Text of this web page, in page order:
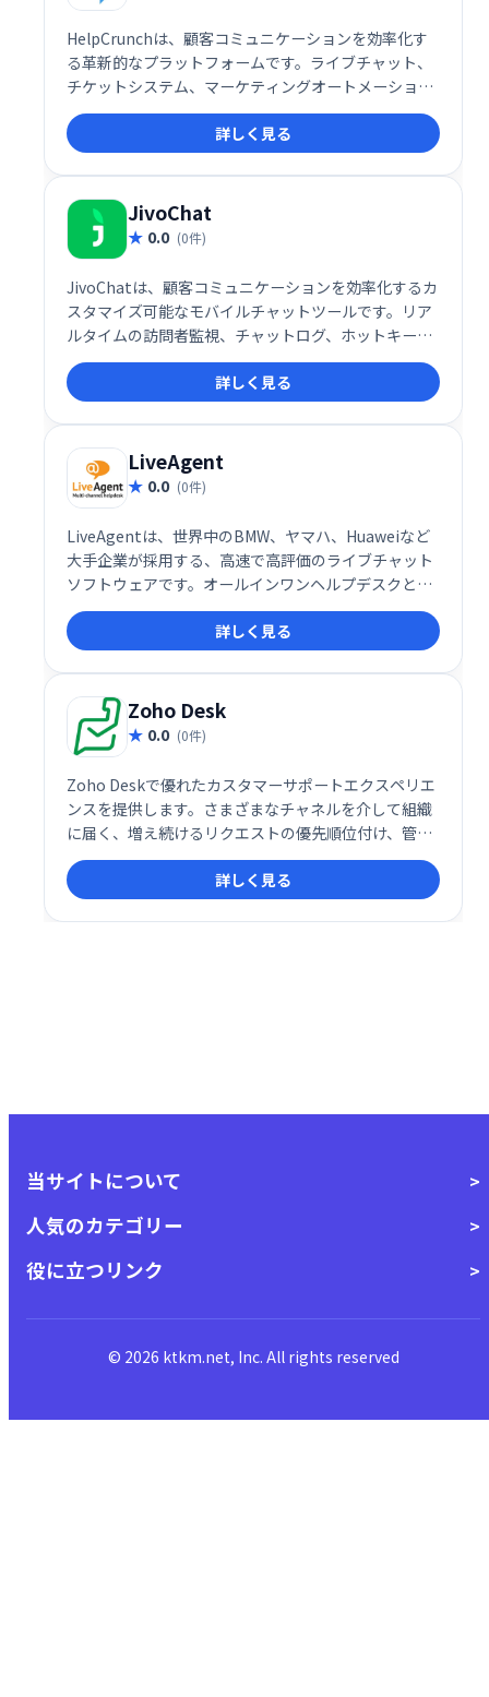
HelpCrunchは、顧客コミュニケーションを効率化す
る革新的なプラットフォームです。ライブチャット、
チケットシステム、マーケティングオートメーショ
ン、メールマーケティングなどを統合し、見込み客獲
得から顧客維持まで、顧客ライフサイクル全体をサポ
ートします。Web・モバイルビジネスの顧客ロイヤル
ティ向上と売上増加に貢献します。
詳しく見る
JivoChat
0.0 (0件)
JivoChatは、顧客コミュニケーションを効率化するカ
スタマイズ可能なモバイルチャットツールです。リア
ルタイムの訪問者監視、チャットログ、ホットキーな
ど、顧客エンゲージメントを向上させる機能が充実。
チャンネル登録促進や購買意欲を高める、記憶に残る
体験を提供します。
詳しく見る
LiveAgent
0.0 (0件)
LiveAgentは、世界中のBMW、ヤマハ、Huaweiなど
大手企業が採用する、高速で高評価のライブチャット
ソフトウェアです。オールインワンヘルプデスクとし
て、パーソナライズされた顧客対応を実現し、効率的
なカスタマーサービスを提供します。2020年にはSMB
部門で最高評価を獲得。ワールドクラスのカスタマー
サポートを目指せる、フル機能のソリューションで
す。
詳しく見る
Zoho Desk
0.0 (0件)
Zoho Deskで優れたカスタマーサポートエクスペリエ
ンスを提供します。さまざまなチャネルを介して組織
に届く、増え続けるリクエストの優先順位付け、管
理、終了。サポート知識ベースを構築して公開しま
す。
詳しく見る
当サイトについて
人気のカテゴリー
役に立つリンク
© 2026 ktkm.net, Inc. All rights reserved